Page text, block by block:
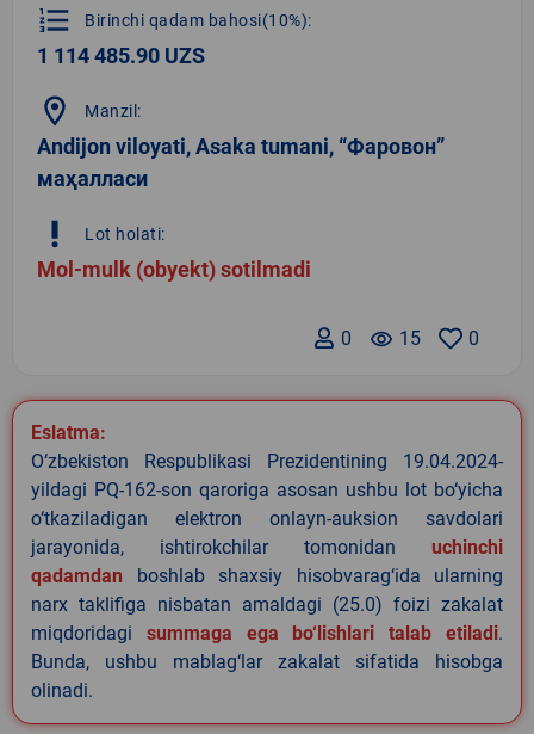
format_list_numbered Birinchi qadam bahosi(10%):
1 114 485.90 UZS
location_on Manzil:
Andijon viloyati, Asaka tumani, “Фаровон”
маҳалласи
priority_high Lot holati:
Mol-mulk (obyekt) sotilmadi
0
remove_red_eye 15
0
Eslatma:
O‘zbekiston Respublikasi Prezidentining 19.04.2024-
yildagi PQ-162-son qaroriga asosan ushbu lot bo‘yicha
o‘tkaziladigan elektron onlayn-auksion savdolari
jarayonida, ishtirokchilar tomonidan uchinchi
qadamdan boshlab shaxsiy hisobvarag‘ida ularning
narx taklifiga nisbatan amaldagi (25.0) foizi zakalat
miqdoridagi summaga ega bo‘lishlari talab etiladi.
Bunda, ushbu mablag‘lar zakalat sifatida hisobga
olinadi.